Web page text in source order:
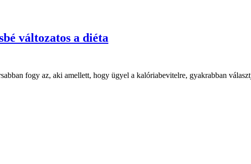
változatos a diéta
fogy az, aki amellett, hogy ügyel a kalóriabevitelre, gyakrabban